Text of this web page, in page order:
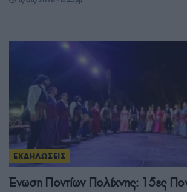
ΕΚΔΗΛΩΣΕΙΣ
Ένωση Ποντίων Πολίχνης: 15ες